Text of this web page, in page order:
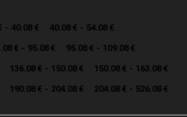
- 40.08 €
40.08 € - 54.08 €
€ - 95.08 €
95.08 € - 109.08 €
136.08 € - 150.08 €
150.08 € - 163.08 €
190.08 € - 204.08 € 204.08 € - 526.08 €